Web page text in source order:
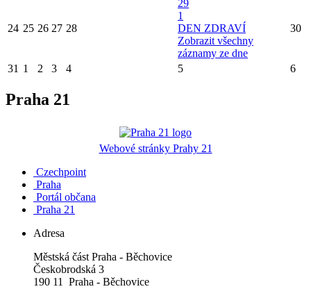
24 25 26 27 28
29
1
DEN ZDRAVÍ
Zobrazit všechny
záznamy ze dne
30
31 1 2 3 4 5 6
Praha 21
Webové stránky Prahy 21
Czechpoint
Praha
Portál občana
Praha 21
Adresa
Městská část Praha - Běchovice
Českobrodská 3
190 11 Praha - Běchovice